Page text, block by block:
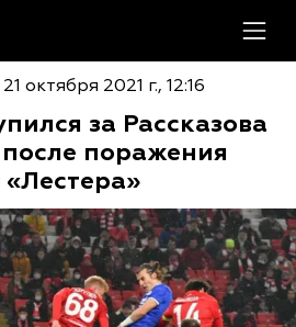
21 октября 2021 г., 12:16
за Рассказова
поражения